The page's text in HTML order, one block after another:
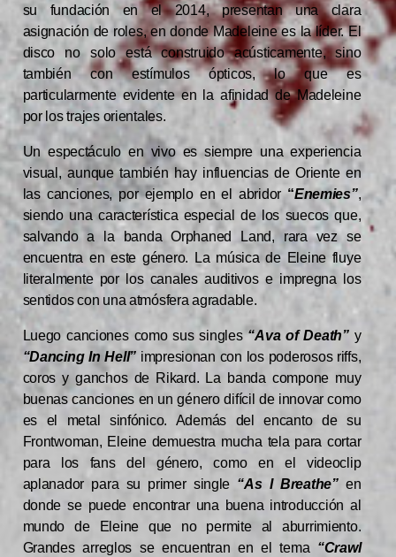
su fundación en el 2014, presentan una clara
asignación de roles, en donde Madeleine es la líder. El
disco no solo está construido acústicamente, sino
también con estímulos ópticos, lo que es
particularmente evidente en la afinidad de Madeleine
por los trajes orientales.
Un espectáculo en vivo es siempre una experiencia
visual, aunque también hay influencias de Oriente en
las canciones, por ejemplo en el abridor“Enemies”,
siendo una característica especial de los suecos que,
salvando a la banda Orphaned Land, rara vez se
encuentra en este género. La música de Eleine fluye
literalmente por los canales auditivos e impregna los
sentidos con una atmósfera agradable.
Luego canciones como sus singles“Ava of Death”y
“Dancing In Hell” impresionan con los poderosos riffs,
coros y ganchos de Rikard. La banda compone muy
buenas canciones en un género difícil de innovar como
es el metal sinfónico. Además del encanto de su
Frontwoman, Eleine demuestra mucha tela para cortar
para los fans del género, como en el videoclip
aplanador para su primer single “As I Breathe”en
donde se puede encontrar una buena introducción al
mundo de Eleine que no permite al aburrimiento.
Grandes arreglos se encuentran en el tema “Crawl